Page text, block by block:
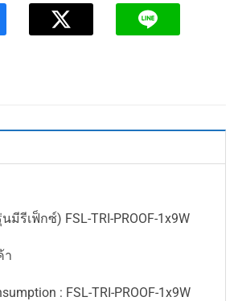
รีเฟ็กซ์) FSL-TRI-PROOF-1x9W
า
: FSL-TRI-PROOF-1x9W